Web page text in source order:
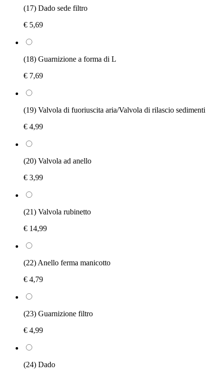
(17) Dado sede filtro
€ 5,69
(18) Guarnizione a forma di L
€ 7,69
(19) Valvola di fuoriuscita aria/Valvola di rilascio sedimenti
€ 4,99
(20) Valvola ad anello
€ 3,99
(21) Valvola rubinetto
€ 14,99
(22) Anello ferma manicotto
€ 4,79
(23) Guarnizione filtro
€ 4,99
(24) Dado